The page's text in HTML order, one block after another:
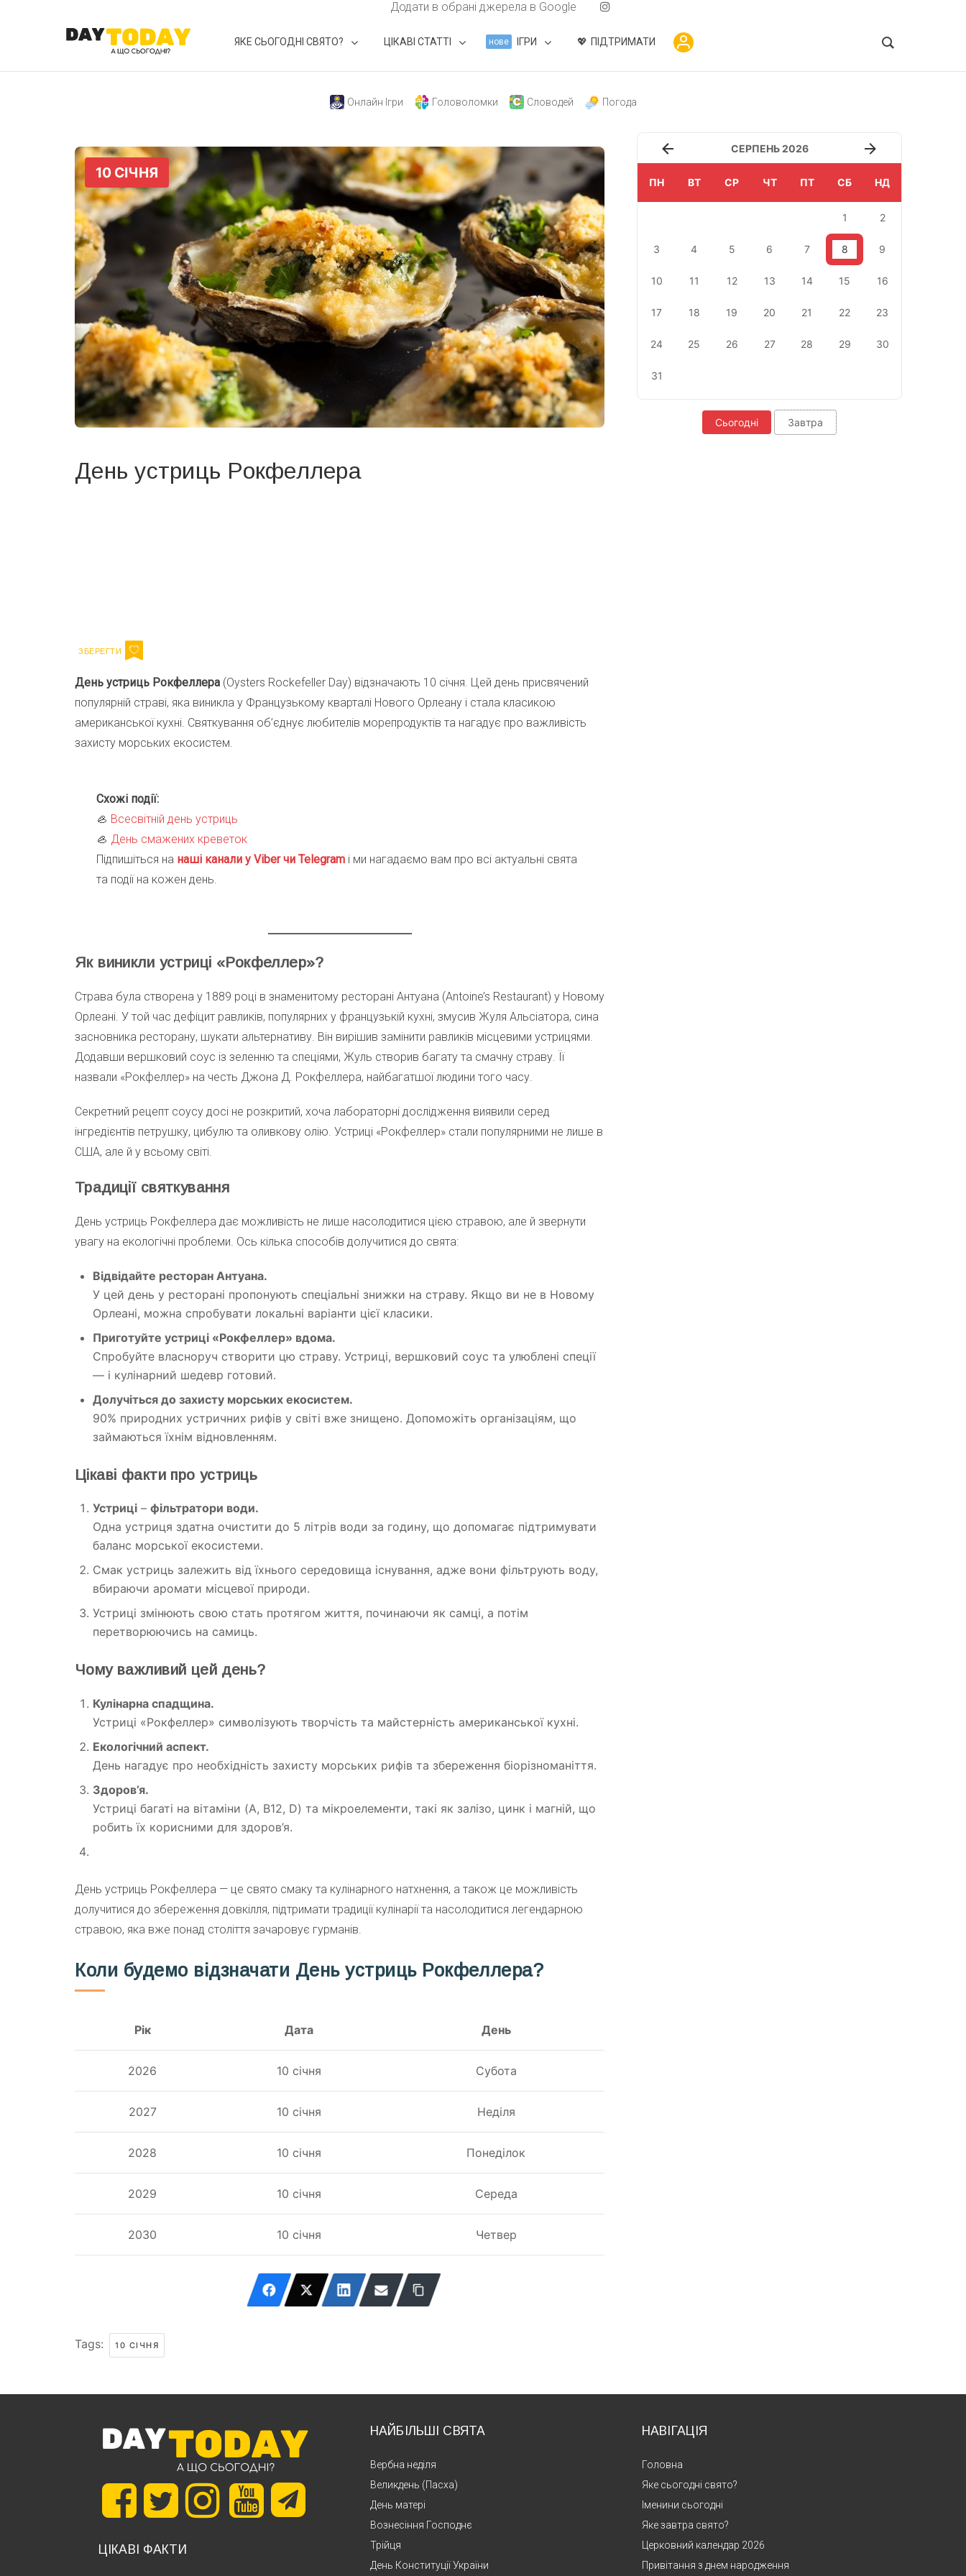
Додати в обрані джерела в Google
ЯКЕ СЬОГОДНІ СВЯТО? ЦІКАВІ СТАТТІ нове ІГРИ ПІДТРИМАТИ
Онлайн Ігри Головоломки Словодей Погода
День устриць Рокфеллера
День устриць Рокфеллера (Oysters Rockefeller Day) відзначають 10 січня. Цей день присвячений
популярній страві, яка виникла у Французькому кварталі Нового Орлеану і стала класикою
американської кухні. Святкування об’єднує любителів морепродуктів та нагадує про важливість
захисту морських екосистем.
Схожі події:
🦪 Всесвітній день устриць
🦪 День смажених креветок
Підпишіться на наші канали у Viber чи Telegram і ми нагадаємо вам про всі актуальні свята
та події на кожен день.
Як виникли устриці «Рокфеллер»?
Страва була створена у 1889 році в знаменитому ресторані Антуана (Antoine’s Restaurant) у Новому
Орлеані. У той час дефіцит равликів, популярних у французькій кухні, змусив Жуля Альсіатора, сина
засновника ресторану, шукати альтернативу. Він вирішив замінити равликів місцевими устрицями.
Додавши вершковий соус із зеленню та спеціями, Жуль створив багату та смачну страву. Її
назвали «Рокфеллер» на честь Джона Д. Рокфеллера, найбагатшої людини того часу.
Секретний рецепт соусу досі не розкритий, хоча лабораторні дослідження виявили серед
інгредієнтів петрушку, цибулю та оливкову олію. Устриці «Рокфеллер» стали популярними не лише в
США, але й у всьому світі.
Традиції святкування
День устриць Рокфеллера дає можливість не лише насолодитися цією стравою, але й звернути
увагу на екологічні проблеми. Ось кілька способів долучитися до свята:
Відвідайте ресторан Антуана.
У цей день у ресторані пропонують спеціальні знижки на страву. Якщо ви не в Новому
Орлеані, можна спробувати локальні варіанти цієї класики.
Приготуйте устриці «Рокфеллер» вдома.
Спробуйте власноруч створити цю страву. Устриці, вершковий соус та улюблені спеції
— і кулінарний шедевр готовий.
Долучіться до захисту морських екосистем.
90% природних устричних рифів у світі вже знищено. Допоможіть організаціям, що
займаються їхнім відновленням.
Цікаві факти про устриць
Устриці – фільтратори води.
Одна устриця здатна очистити до 5 літрів води за годину, що допомагає підтримувати
баланс морської екосистеми.
Смак устриць залежить від їхнього середовища існування, адже вони фільтрують воду,
вбираючи аромати місцевої природи.
Устриці змінюють свою стать протягом життя, починаючи як самці, а потім
перетворюючись на самиць.
Чому важливий цей день?
Кулінарна спадщина.
Устриці «Рокфеллер» символізують творчість та майстерність американської кухні.
Екологічний аспект.
День нагадує про необхідність захисту морських рифів та збереження біорізноманіття.
Здоров’я.
Устриці багаті на вітаміни (A, B12, D) та мікроелементи, такі як залізо, цинк і магній, що
робить їх корисними для здоров’я.
День устриць Рокфеллера — це свято смаку та кулінарного натхнення, а також це можливість
долучитися до збереження довкілля, підтримати традиції кулінарії та насолодитися легендарною
стравою, яка вже понад століття зачаровує гурманів.
Коли будемо відзначати День устриць Рокфеллера?
Рік Дата День
2026 10 січня Субота
2027 10 січня Неділя
2028 10 січня Понеділок
2029 10 січня Середа
2030 10 січня Четвер
Tags: 10 СІЧНЯ
СЕРПЕНЬ 2026
ПН ВТ СР ЧТ ПТ СБ НД
1 2
3 4 5 6 7 8 9
10 11 12 13 14 15 16
17 18 19 20 21 22 23
24 25 26 27 28 29 30
31
Сьогодні Завтра
ЦІКАВІ ФАКТИ
НАЙБІЛЬШІ СВЯТА
Вербна неділя
Великдень (Пасха)
День матері
Вознесіння Господнє
Трійця
День Конституції України
НАВІГАЦІЯ
Головна
Яке сьогодні свято?
Іменини сьогодні
Яке завтра свято?
Церковний календар 2026
Привітання з днем народження